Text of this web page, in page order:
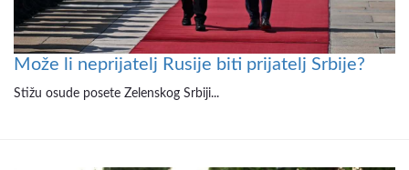
Može li neprijatelj Rusije biti prijatelj Srbije?
Stižu osude posete Zelenskog Srbiji...